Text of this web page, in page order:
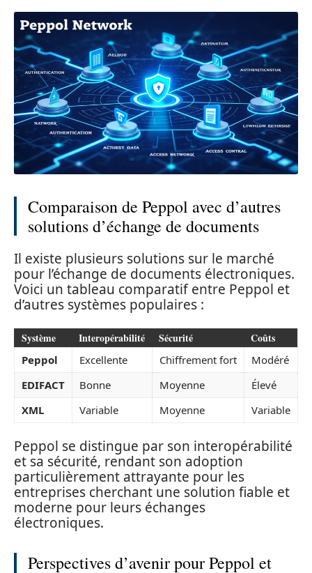
Comparaison de Peppol avec d’autres
solutions d’échange de documents
Il existe plusieurs solutions sur le marché
pour l’échange de documents électroniques.
Voici un tableau comparatif entre Peppol et
d’autres systèmes populaires :
Système Interopérabilité Sécurité Coûts
Peppol Excellente Chiffrement fort
Modéré
EDIFACT
Bonne Moyenne
Élevé
XML
Variable Moyenne Variable
Peppol se distingue par son interopérabilité
et sa sécurité, rendant son adoption
particulièrement attrayante pour les
entreprises cherchant une solution fiable et
moderne pour leurs échanges
électroniques.
Perspectives d’avenir pour Peppol et